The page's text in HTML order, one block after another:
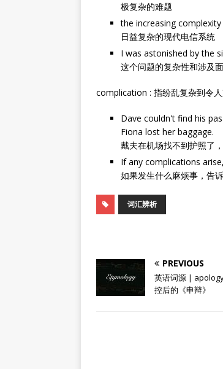
极复杂的难题
the increasing
日益复杂的现代电信系统
I was astonished by the
这个问题的复杂性和涉及
complication : 指纷乱复杂到令人
Dave couldn't find his
Fiona lost her baggage.
戴夫在机场找不到护照了
If any complications
如果发生什么麻烦事，告
词汇辨析
PREVIOUS
英语词源 |
控后的《申辩》